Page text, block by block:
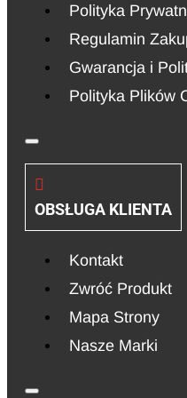
Polityka
Regulamin
Gwarancja i
Polityka Plików
OBSŁUGA KLIENTA
Kontakt
Zwróć Produkt
Mapa Strony
Nasze Marki